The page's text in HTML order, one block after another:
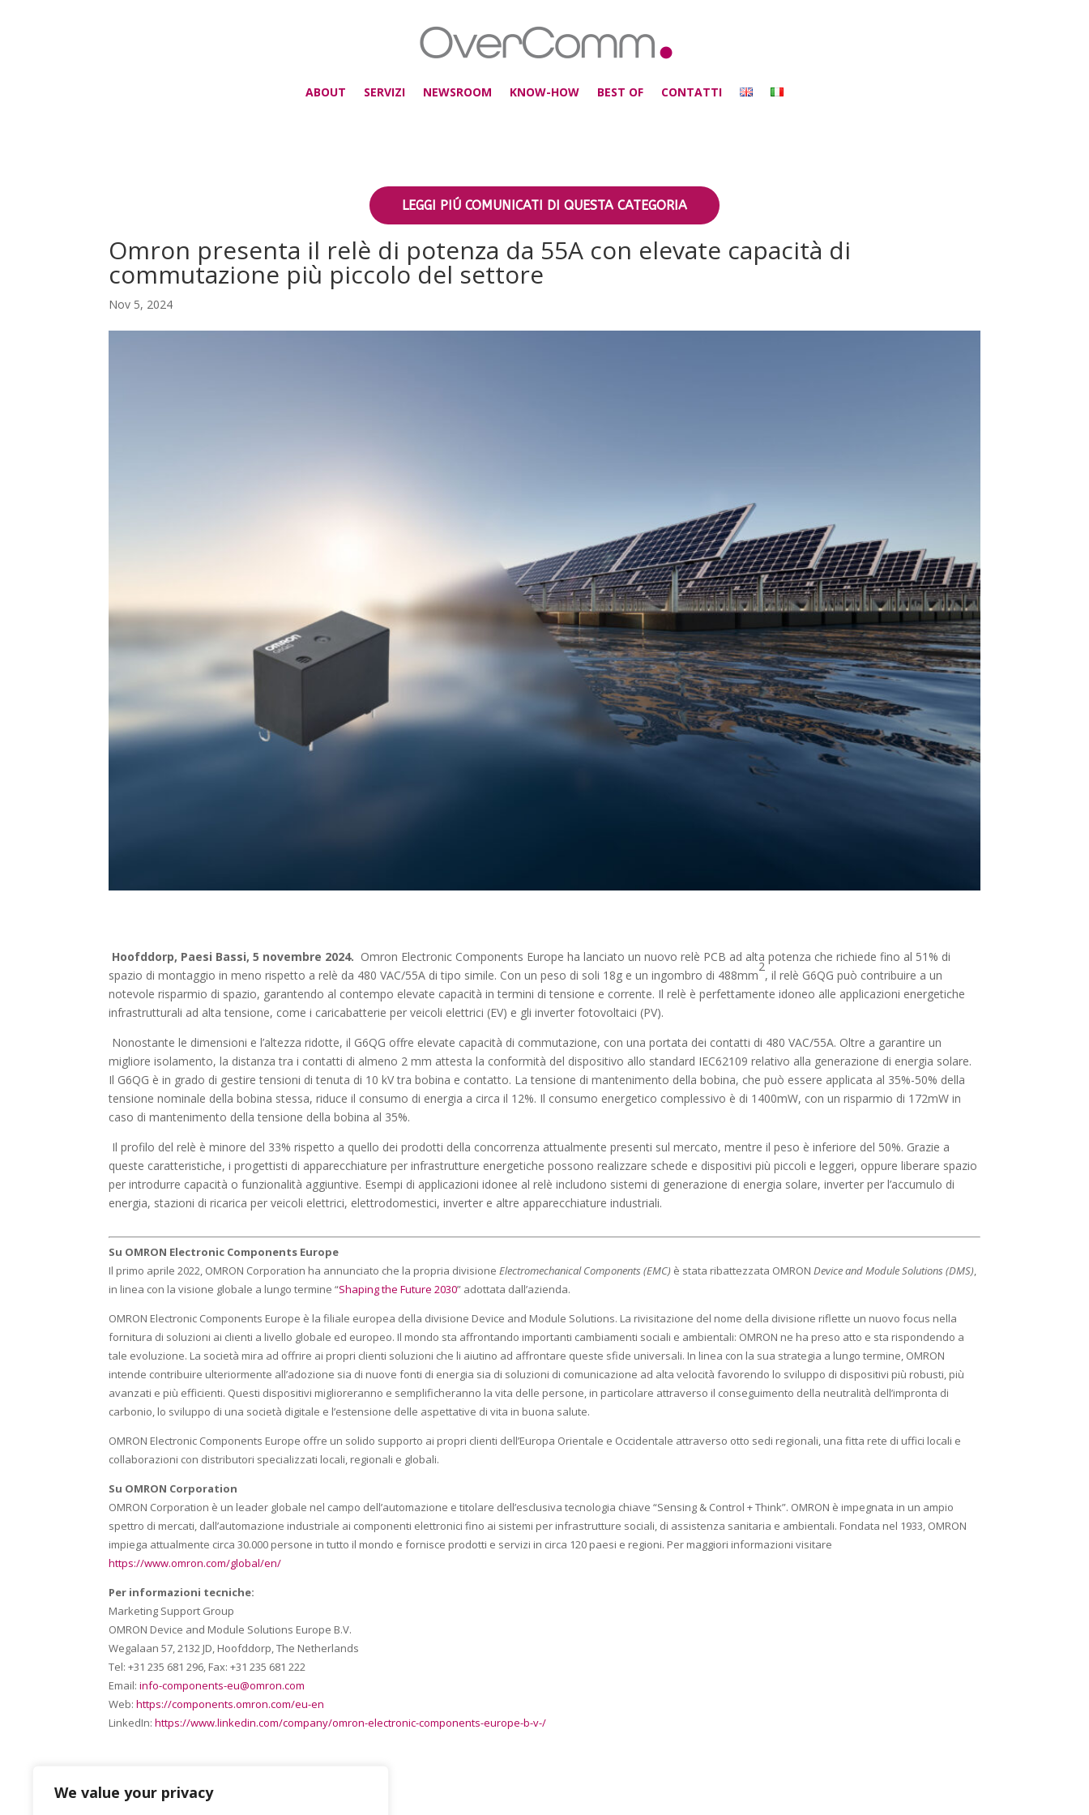
We value your privacy
ABOUT SERVIZI NEWSROOM KNOW-HOW BEST OF CONTATTI
Omron presenta il relè di potenza da 55A con elevate capacità di
commutazione più piccolo del settore
Nov 5, 2024
Hoofddorp, Paesi Bassi, 5 novembre 2024. Omron Electronic Components Europe ha lanciato un nuovo relè PCB ad alta potenza che richiede fino al 51% di
spazio di montaggio in meno rispetto a relè da 480 VAC/55A di tipo simile. Con un peso di soli 18g e un ingombro di 488mm
2
, il relè G6QG può contribuire a un
notevole risparmio di spazio, garantendo al contempo elevate capacità in termini di tensione e corrente. Il relè è perfettamente idoneo alle applicazioni energetiche
infrastrutturali ad alta tensione, come i caricabatterie per veicoli elettrici (EV) e gli inverter fotovoltaici (PV).
Nonostante le dimensioni e l’altezza ridotte, il G6QG offre elevate capacità di commutazione, con una portata dei contatti di 480 VAC/55A. Oltre a garantire un
migliore isolamento, la distanza tra i contatti di almeno 2 mm attesta la conformità del dispositivo allo standard IEC62109 relativo alla generazione di energia solare.
Il G6QG è in grado di gestire tensioni di tenuta di 10 kV tra bobina e contatto. La tensione di mantenimento della bobina, che può essere applicata al 35%-50% della
tensione nominale della bobina stessa, riduce il consumo di energia a circa il 12%. Il consumo energetico complessivo è di 1400mW, con un risparmio di 172mW in
caso di mantenimento della tensione della bobina al 35%.
Il profilo del relè è minore del 33% rispetto a quello dei prodotti della concorrenza attualmente presenti sul mercato, mentre il peso è inferiore del 50%. Grazie a
queste caratteristiche, i progettisti di apparecchiature per infrastrutture energetiche possono realizzare schede e dispositivi più piccoli e leggeri, oppure liberare spazio
per introdurre capacità o funzionalità aggiuntive. Esempi di applicazioni idonee al relè includono sistemi di generazione di energia solare, inverter per l’accumulo di
energia, stazioni di ricarica per veicoli elettrici, elettrodomestici, inverter e altre apparecchiature industriali.
Su OMRON Electronic Components Europe
Il primo aprile 2022, OMRON Corporation ha annunciato che la propria divisioneElectromechanical Components (EMC) è stata ribattezzata OMRONDevice and Module Solutions (DMS),
in linea con la visione globale a lungo termine “Shaping the Future 2030” adottata dall’azienda.
OMRON Electronic Components Europe è la filiale europea della divisione Device and Module Solutions. La rivisitazione del nome della divisione riflette un nuovo focus nella
fornitura di soluzioni ai clienti a livello globale ed europeo. Il mondo sta affrontando importanti cambiamenti sociali e ambientali: OMRON ne ha preso atto e sta rispondendo a
tale evoluzione. La società mira ad offrire ai propri clienti soluzioni che li aiutino ad affrontare queste sfide universali. In linea con la sua strategia a lungo termine, OMRON
intende contribuire ulteriormente all’adozione sia di nuove fonti di energia sia di soluzioni di comunicazione ad alta velocità favorendo lo sviluppo di dispositivi più robusti, più
avanzati e più efficienti. Questi dispositivi miglioreranno e semplificheranno la vita delle persone, in particolare attraverso il conseguimento della neutralità dell’impronta di
carbonio, lo sviluppo di una società digitale e l’estensione delle aspettative di vita in buona salute.
OMRON Electronic Components Europe offre un solido supporto ai propri clienti dell’Europa Orientale e Occidentale attraverso otto sedi regionali, una fitta rete di uffici locali e
collaborazioni con distributori specializzati locali, regionali e globali.
Su OMRON Corporation
OMRON Corporation è un leader globale nel campo dell’automazione e titolare dell’esclusiva tecnologia chiave “Sensing & Control + Think”. OMRON è impegnata in un ampio
spettro di mercati, dall’automazione industriale ai componenti elettronici fino ai sistemi per infrastrutture sociali, di assistenza sanitaria e ambientali. Fondata nel 1933, OMRON
impiega attualmente circa 30.000 persone in tutto il mondo e fornisce prodotti e servizi in circa 120 paesi e regioni. Per maggiori informazioni visitare
https://www.omron.com/global/en/
Per informazioni tecniche:
Marketing Support Group
OMRON Device and Module Solutions Europe B.V.
Wegalaan 57, 2132 JD, Hoofddorp, The Netherlands
Tel: +31 235 681 296, Fax: +31 235 681 222
Email:info-components-eu@omron.com
Web:https://components.omron.com/eu-en
LinkedIn:https://www.linkedin.com/company/omron-electronic-components-europe-b-v-/
LEGGI PIÚ COMUNICATI DI QUESTA CATEGORIA